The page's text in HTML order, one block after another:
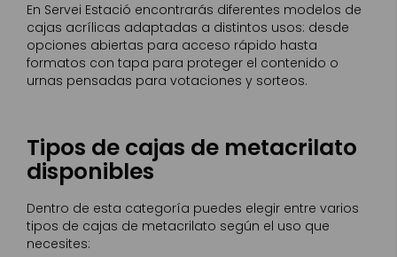
En Servei Estació encontrarás diferentes modelos de
cajas acrílicas adaptadas a distintos usos: desde
opciones abiertas para acceso rápido hasta
formatos con tapa para proteger el contenido o
urnas pensadas para votaciones y sorteos.
Tipos de cajas de metacrilato
disponibles
Dentro de esta categoría puedes elegir entre varios
tipos de cajas de metacrilato según el uso que
necesites: